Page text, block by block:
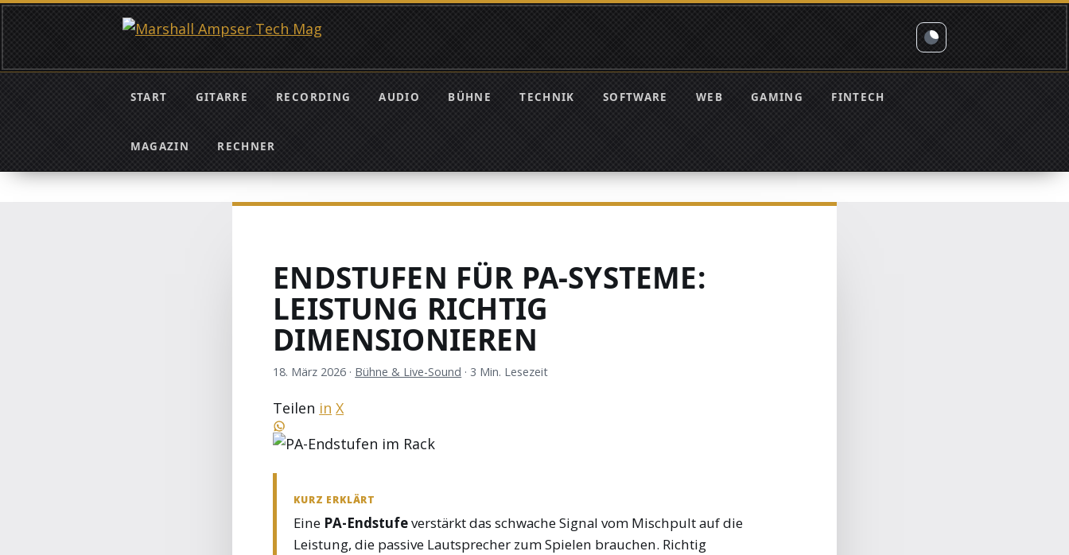
START GITARRE RECORDING AUDIO BÜHNE TECHNIK SOFTWARE WEB GAMING FINTECH
MAGAZIN RECHNER
ENDSTUFEN FÜR PA-SYSTEME:
LEISTUNG RICHTIG
DIMENSIONIEREN
18. März 2026 · Bühne & Live-Sound · 3 Min. Lesezeit
Teilen in X
KURZ ERKLÄRT
Eine PA-Endstufeverstärkt das schwache Signal vom Mischpult auf die
Leistung, die passive Lautsprecher zum Spielen brauchen. Richtig